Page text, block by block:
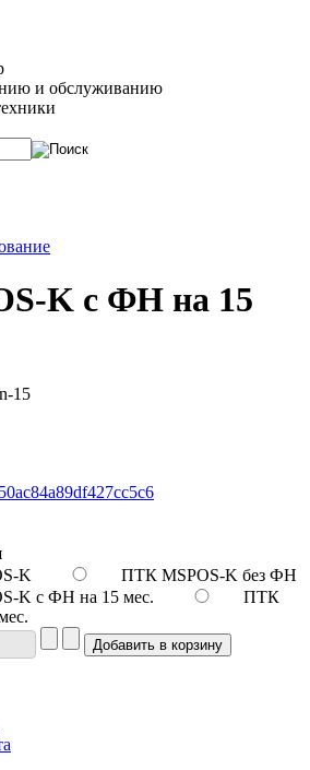
и обслуживанию
K с ФН на 15
15
K
ПТК MSPOS-K без ФН
K с ФН на 15 мес.
ПТК